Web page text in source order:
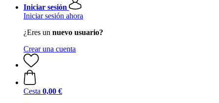
Iniciar sesión
Iniciar sesión ahora
¿Eres un nuevo usuario?
Crear una cuenta
Cesta 0,00 €